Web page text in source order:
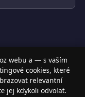
příslušenstvím a
webu a — s vaším
cookies, které
relevantní
jej kdykoli odvolat.